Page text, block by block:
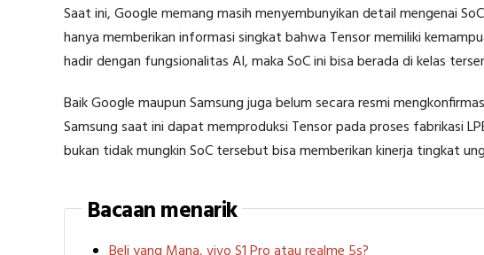
Saat ini, Google memang masih menyembunyikan detail mengenai
hanya memberikan informasi singkat bahwa Tensor memiliki
hadir dengan fungsionalitas AI, maka SoC ini bisa berada di kelas
Baik Google maupun Samsung juga belum secara resmi
Samsung saat ini dapat memproduksi Tensor pada proses fabrikasi
bukan tidak mungkin SoC tersebut bisa memberikan kinerja tingkat
Bacaan menarik